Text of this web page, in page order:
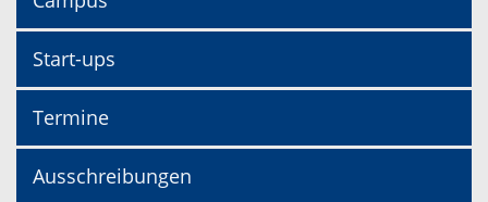
Start-ups
Termine
Ausschreibungen